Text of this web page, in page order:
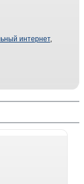
интернет,